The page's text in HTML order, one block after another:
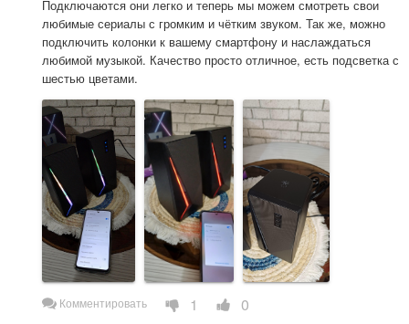
Подключаются они легко и теперь мы можем смотреть свои
любимые сериалы с громким и чётким звуком. Так же, можно
подключить колонки к вашему смартфону и наслаждаться
любимой музыкой. Качество просто отличное, есть подсветка с
шестью цветами.
Комментировать 1 0